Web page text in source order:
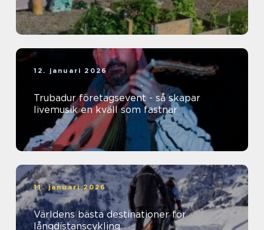
12. januari 2026
Trubadur företagsevent - så skapar
livemusik en kväll som fastnar
11. januari 2026
Världens bästa destinationer för
långdistanscykling